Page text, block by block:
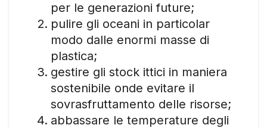
per le generazioni future;
pulire gli oceani in particolar
modo dalle enormi masse di
plastica;
gestire gli stock ittici in maniera
sostenibile onde evitare il
sovrasfruttamento delle risorse;
abbassare le temperature degli